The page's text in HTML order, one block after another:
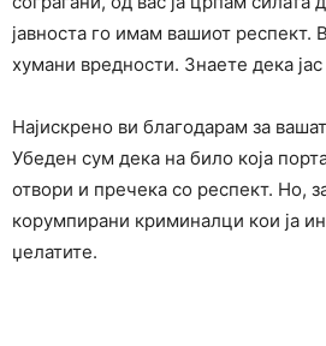
јавноста го имам вашиот респект.
хумани вредности. Знаете дека
Најискрено ви благодарам за
Убеден сум дека на било која
отвори и пречека со респект. Но,
корумпирани криминалци кои ја
џелатите.